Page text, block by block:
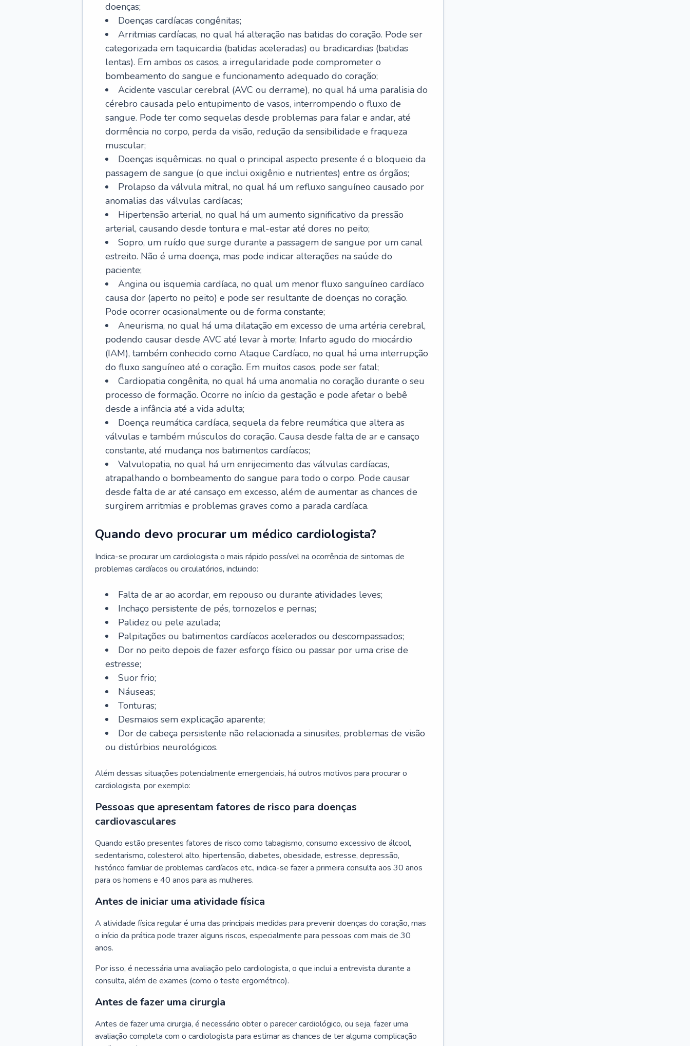
doenças;
Doenças cardíacas congênitas;
Arritmias cardíacas, no qual há alteração nas batidas do coração. Pode ser
categorizada em taquicardia (batidas aceleradas) ou bradicardias (batidas
lentas). Em ambos os casos, a irregularidade pode comprometer o
bombeamento do sangue e funcionamento adequado do coração;
Acidente vascular cerebral (AVC ou derrame), no qual há uma paralisia do
cérebro causada pelo entupimento de vasos, interrompendo o fluxo de
sangue. Pode ter como sequelas desde problemas para falar e andar, até
dormência no corpo, perda da visão, redução da sensibilidade e fraqueza
muscular;
Doenças isquêmicas, no qual o principal aspecto presente é o bloqueio da
passagem de sangue (o que inclui oxigênio e nutrientes) entre os órgãos;
Prolapso da válvula mitral, no qual há um refluxo sanguíneo causado por
anomalias das válvulas cardíacas;
Hipertensão arterial, no qual há um aumento significativo da pressão
arterial, causando desde tontura e mal-estar até dores no peito;
Sopro, um ruído que surge durante a passagem de sangue por um canal
estreito. Não é uma doença, mas pode indicar alterações na saúde do
paciente;
Angina ou isquemia cardíaca, no qual um menor fluxo sanguíneo cardíaco
causa dor (aperto no peito) e pode ser resultante de doenças no coração.
Pode ocorrer ocasionalmente ou de forma constante;
Aneurisma, no qual há uma dilatação em excesso de uma artéria cerebral,
podendo causar desde AVC até levar à morte; Infarto agudo do miocárdio
(IAM), também conhecido como Ataque Cardíaco, no qual há uma interrupção
do fluxo sanguíneo até o coração. Em muitos casos, pode ser fatal;
Cardiopatia congênita, no qual há uma anomalia no coração durante o seu
processo de formação. Ocorre no início da gestação e pode afetar o bebê
desde a infância até a vida adulta;
Doença reumática cardíaca, sequela da febre reumática que altera as
válvulas e também músculos do coração. Causa desde falta de ar e cansaço
constante, até mudança nos batimentos cardíacos;
Valvulopatia, no qual há um enrijecimento das válvulas cardíacas,
atrapalhando o bombeamento do sangue para todo o corpo. Pode causar
desde falta de ar até cansaço em excesso, além de aumentar as chances de
surgirem arritmias e problemas graves como a parada cardíaca.
Quando devo procurar um médico cardiologista?
Indica-se procurar um cardiologista o mais rápido possível na ocorrência de sintomas de
problemas cardíacos ou circulatórios, incluindo:
Falta de ar ao acordar, em repouso ou durante atividades leves;
Inchaço persistente de pés, tornozelos e pernas;
Palidez ou pele azulada;
Palpitações ou batimentos cardíacos acelerados ou descompassados;
Dor no peito depois de fazer esforço físico ou passar por uma crise de
estresse;
Suor frio;
Náuseas;
Tonturas;
Desmaios sem explicação aparente;
Dor de cabeça persistente não relacionada a sinusites, problemas de visão
ou distúrbios neurológicos.
Além dessas situações potencialmente emergenciais, há outros motivos para procurar o
cardiologista, por exemplo:
Pessoas que apresentam fatores de risco para doenças
cardiovasculares
Quando estão presentes fatores de risco como tabagismo, consumo excessivo de álcool,
sedentarismo, colesterol alto, hipertensão, diabetes, obesidade, estresse, depressão,
histórico familiar de problemas cardíacos etc., indica-se fazer a primeira consulta aos 30 anos
para os homens e 40 anos para as mulheres.
Antes de iniciar uma atividade física
A atividade física regular é uma das principais medidas para prevenir doenças do coração, mas
o início da prática pode trazer alguns riscos, especialmente para pessoas com mais de 30
anos.
Por isso, é necessária uma avaliação pelo cardiologista, o que inclui a entrevista durante a
consulta, além de exames (como o teste ergométrico).
Antes de fazer uma cirurgia
Antes de fazer uma cirurgia, é necessário obter o parecer cardiológico, ou seja, fazer uma
avaliação completa com o cardiologista para estimar as chances de ter alguma complicação